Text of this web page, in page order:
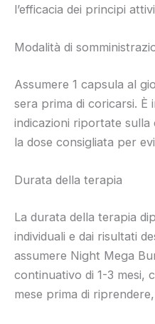
l’efficacia dei principi
Modalità di
Assumere 1 capsula al
sera prima di coricarsi. È
indicazioni riportate
la dose consigliata per
Durata della terapia
La durata della terapia
individuali e dai risultati
assumere Night Mega
continuativo di 1-3 mesi,
mese prima di